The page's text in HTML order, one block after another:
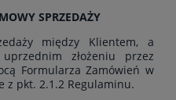
SPRZEDAŻY
między Klientem, a
złożeniu przez
Formularza Zamówień w
z pkt. 2.1.2 Regulaminu.